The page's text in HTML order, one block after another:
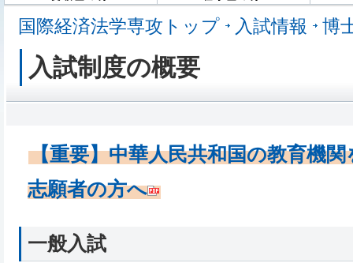
国際経済法学専攻トップ 入試情報 博
入試制度の概要
【重要】中華人民共和国の教育機
志願者の方へ
一般入試